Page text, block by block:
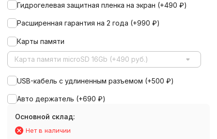
Гидрогелевая защитная пленка на экран (+490 ₽)
Расширенная гарантия на 2 года (+990 ₽)
Карты памяти
Карта памяти microSD 16Gb (+490 руб.)
USB-кабель с удлиненным разъемом (+500 ₽)
Авто держатель (+690 ₽)
Основной склад:
Нет в наличии